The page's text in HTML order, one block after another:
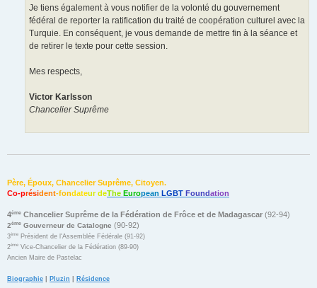
Je tiens également à vous notifier de la volonté du gouvernement
fédéral de reporter la ratification du traité de coopération culturel avec la
Turquie. En conséquent, je vous demande de mettre fin à la séance et
de retirer le texte pour cette session.
Mes respects,
Victor Karlsson
Chancelier Suprême
Père, Époux, Chancelier Suprême, Citoyen.
Co-président-fondateur deThe European LGBT Foundation
4ème Chancelier Suprême de la Fédération de Frôce et de Madagascar (92-94)
2ème Gouverneur de Catalogne (90-92)
3ème
Président de l'Assemblée Fédérale (91-92)
2ème Vice-Chancelier de la Fédération (89-90)
Ancien Maire de Pastelac
Biographie Pluzin Résidence